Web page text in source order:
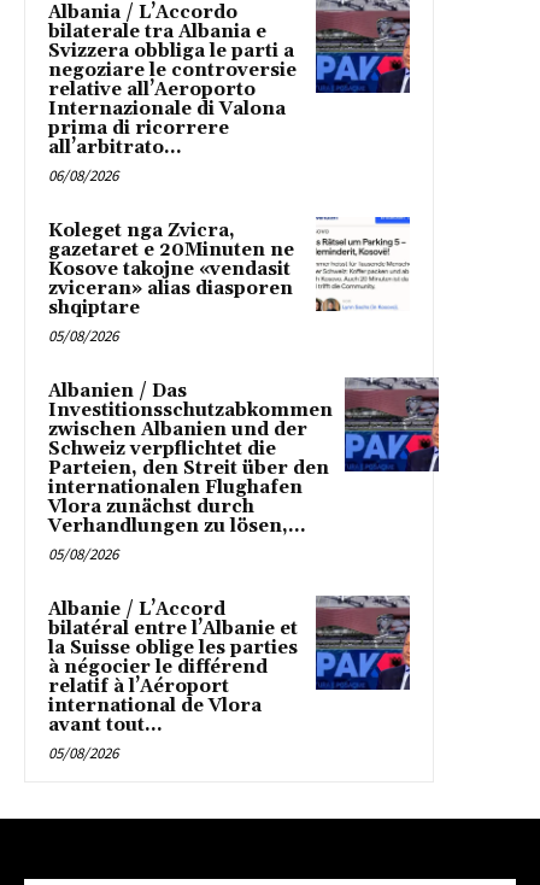
Albania / L’Accordo
bilaterale tra Albania e
Svizzera obbliga le parti a
negoziare le controversie
relative all’Aeroporto
Internazionale di Valona
prima di ricorrere
all’arbitrato...
06/08/2026
Koleget nga Zvicra,
gazetaret e 20Minuten ne
Kosove takojne «vendasit
zviceran» alias diasporen
shqiptare
05/08/2026
Albanien / Das
Investitionsschutzabkommen
zwischen Albanien und der
Schweiz verpflichtet die
Parteien, den Streit über den
internationalen Flughafen
Vlora zunächst durch
Verhandlungen zu lösen,...
05/08/2026
Albanie / L’Accord
bilatéral entre l’Albanie et
la Suisse oblige les parties
à négocier le différend
relatif à l’Aéroport
international de Vlora
avant tout...
05/08/2026